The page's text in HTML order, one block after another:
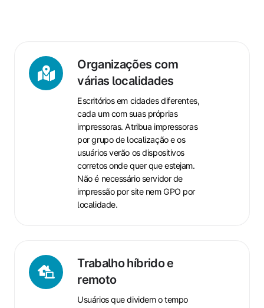
Organizações com
várias localidades
Escritórios em cidades diferentes,
cada um com suas próprias
impressoras. Atribua impressoras
por grupo de localização e os
usuários verão os dispositivos
corretos onde quer que estejam.
Não é necessário servidor de
impressão por site nem GPO por
localidade.
com
várias
localidades
Trabalho híbrido e
remoto
Usuários que dividem o tempo
híbrido
remoto